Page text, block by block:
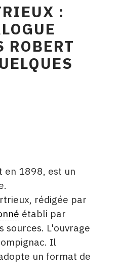
:
ROBERT
en 1898, est un
rédigée par
établi par
sources. L'ouvrage
Il
un format de